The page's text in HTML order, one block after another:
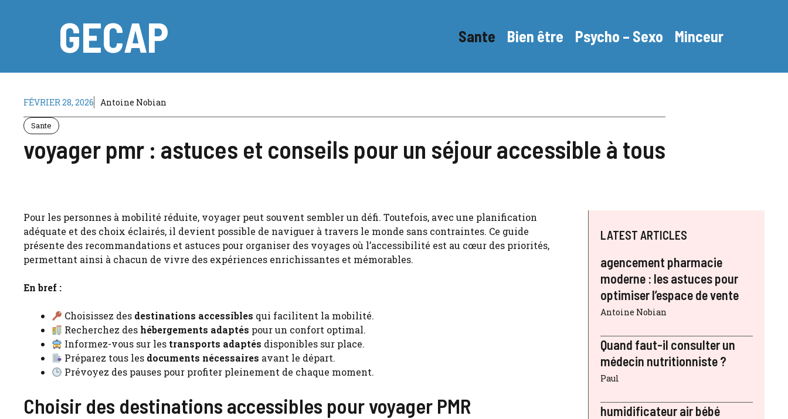
GECAP Sante Bien être Psycho – Sexo Minceur
FÉVRIER 28, 2026 Antoine Nobian
Sante
voyager pmr : astuces et conseils pour un séjour accessible à tous
Pour les personnes à mobilité réduite, voyager peut souvent sembler un défi. Toutefois, avec une planification
adéquate et des choix éclairés, il devient possible de naviguer à travers le monde sans contraintes. Ce guide
présente des recommandations et astuces pour organiser des voyages où l’accessibilité est au cœur des priorités,
permettant ainsi à chacun de vivre des expériences enrichissantes et mémorables.
En bref :
Choisissez des destinations accessibles qui facilitent la mobilité.
Recherchez des hébergements adaptés pour un confort optimal.
Informez-vous sur les transports adaptés disponibles sur place.
Préparez tous les documents nécessaires avant le départ.
Prévoyez des pauses pour profiter pleinement de chaque moment.
Choisir des destinations accessibles pour voyager PMR
LATEST ARTICLES
agencement pharmacie
moderne : les astuces pour
optimiser l’espace de vente
Antoine Nobian
Quand faut-il consulter un
médecin nutritionniste ?
Paul
humidificateur air bébé